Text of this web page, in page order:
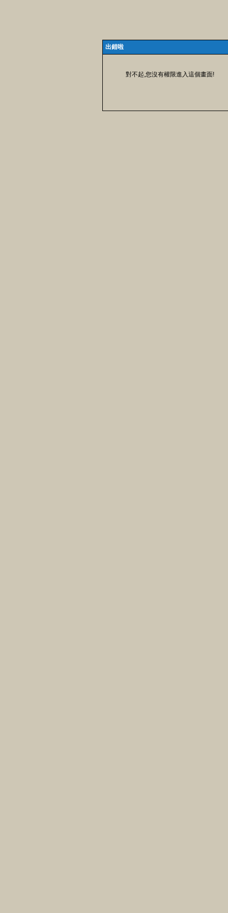
出錯啦
對不起,您沒有權限進入這個畫面!